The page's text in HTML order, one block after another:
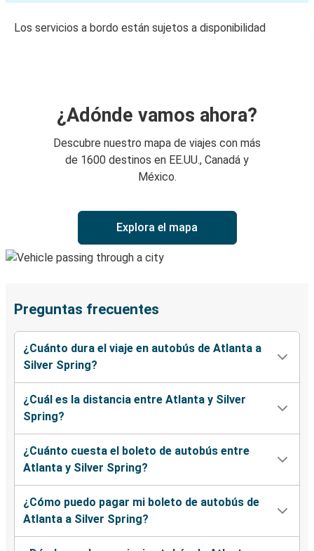
Los servicios a bordo están sujetos a disponibilidad
¿Adónde vamos ahora?
Descubre nuestro mapa de viajes con más
de 1600 destinos en EE.UU., Canadá y
México.
Explora el mapa
Preguntas frecuentes
¿Cuánto dura el viaje en autobús de Atlanta a
Silver Spring?
¿Cuál es la distancia entre Atlanta y Silver
Spring?
¿Cuánto cuesta el boleto de autobús entre
Atlanta y Silver Spring?
¿Cómo puedo pagar mi boleto de autobús de
Atlanta a Silver Spring?